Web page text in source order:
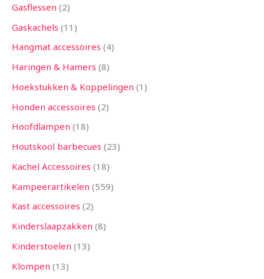
Gasflessen 2
Gaskachels 11
Hangmat accessoires 4
Haringen & Hamers 8
Hoekstukken & Koppelingen 1
Honden accessoires 2
Hoofdlampen 18
Houtskool barbecues 23
Kachel Accessoires 18
Kampeerartikelen 559
Kast accessoires 2
Kinderslaapzakken 8
Kinderstoelen 13
Klompen 13